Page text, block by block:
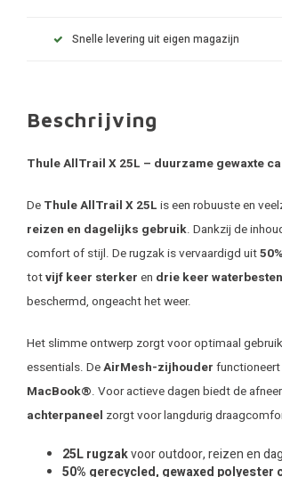
Snelle levering uit eigen magazijn
Beschrijving
Thule AllTrail X 25L – duurzame gewaxte
De Thule AllTrail X 25L is een robuuste en
reizen en dagelijks gebruik. Dankzij de
comfort of stijl. De rugzak is vervaardigd uit
totvijf keer sterker en drie keer
beschermd, ongeacht het weer.
Het slimme ontwerp zorgt voor optimaal
essentials. DeAirMesh-zijhouder
MacBook®. Voor actieve dagen biedt de
achterpaneel zorgt voor langdurig
25L rugzakvoor outdoor, reizen en
50% gerecycled, gewaxed polyester